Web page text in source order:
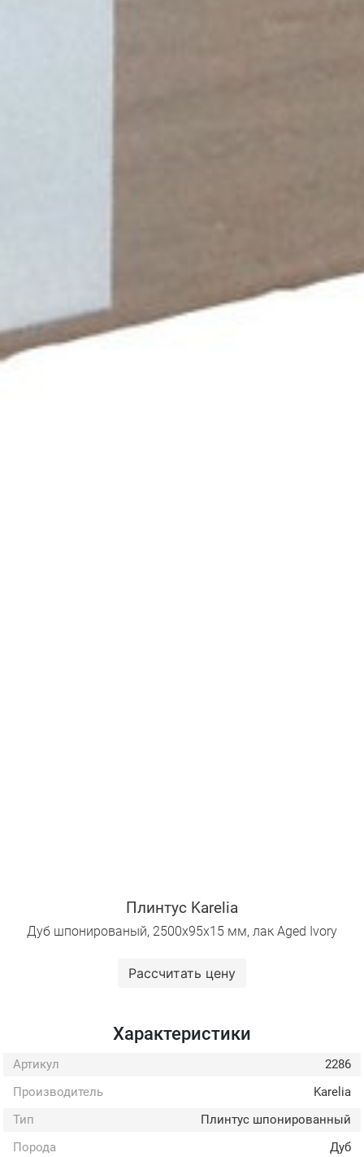
Плинтус Karelia
Дуб шпонированый, 2500х95х15 мм, лак Aged Ivory
Рассчитать цену
Характеристики
Артикул
2286
Производитель
Karelia
Тип
Плинтус шпонированный
Порода
Дуб